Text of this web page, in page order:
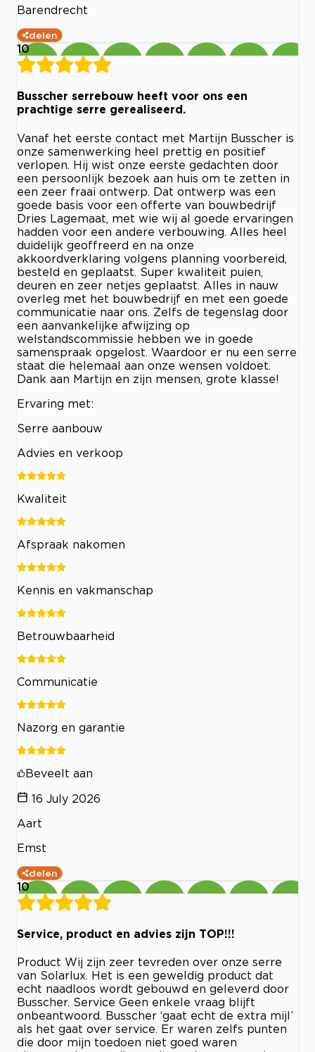
Barendrecht
delen
10
Busscher serrebouw heeft voor ons een
prachtige serre gerealiseerd.
Vanaf het eerste contact met Martijn Busscher is
onze samenwerking heel prettig en positief
verlopen. Hij wist onze eerste gedachten door
een persoonlijk bezoek aan huis om te zetten in
een zeer fraai ontwerp. Dat ontwerp was een
goede basis voor een offerte van bouwbedrijf
Dries Lagemaat, met wie wij al goede ervaringen
hadden voor een andere verbouwing. Alles heel
duidelijk geoffreerd en na onze
akkoordverklaring volgens planning voorbereid,
besteld en geplaatst. Super kwaliteit puien,
deuren en zeer netjes geplaatst. Alles in nauw
overleg met het bouwbedrijf en met een goede
communicatie naar ons. Zelfs de tegenslag door
een aanvankelijke afwijzing op
welstandscommissie hebben we in goede
samenspraak opgelost. Waardoor er nu een serre
staat die helemaal aan onze wensen voldoet.
Dank aan Martijn en zijn mensen, grote klasse!
Ervaring met:
Serre aanbouw
Advies en verkoop
Kwaliteit
Afspraak nakomen
Kennis en vakmanschap
Betrouwbaarheid
Communicatie
Nazorg en garantie
Beveelt aan
16 July 2026
Aart
Emst
delen
10
Service, product en advies zijn TOP!!!
Product Wij zijn zeer tevreden over onze serre
van Solarlux. Het is een geweldig product dat
echt naadloos wordt gebouwd en geleverd door
Busscher. Service Geen enkele vraag blijft
onbeantwoord. Busscher ‘gaat echt de extra mijl’
als het gaat over service. Er waren zelfs punten
die door mijn toedoen niet goed waren